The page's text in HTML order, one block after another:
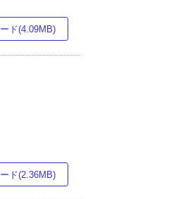
ド(4.09MB)
ド(2.36MB)